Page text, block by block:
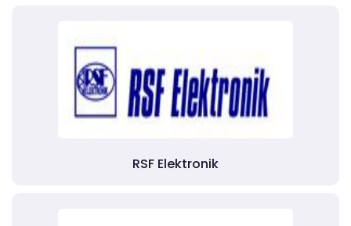
RSF Elektronik